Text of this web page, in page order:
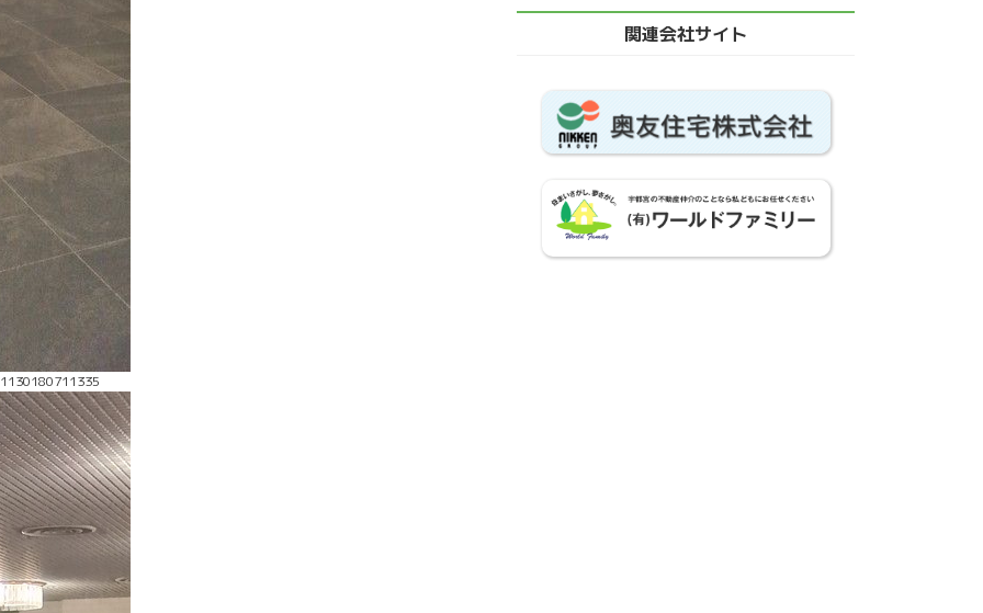
関連会社サイト